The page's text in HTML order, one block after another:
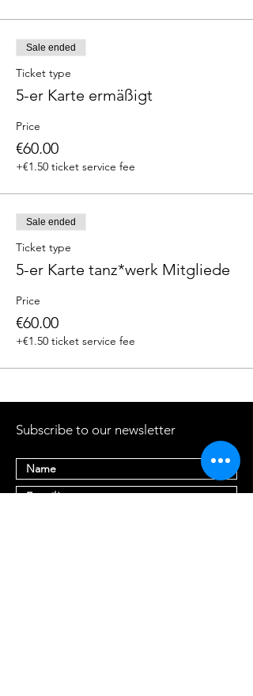
Sale ended
Ticket type
5-er Karte ermäßigt
Price
€60.00
+€1.50 ticket service fee
Sale ended
Ticket type
5-er Karte tanz*werk Mitgliede
Price
€60.00
+€1.50 ticket service fee
Subscribe to our newsletter